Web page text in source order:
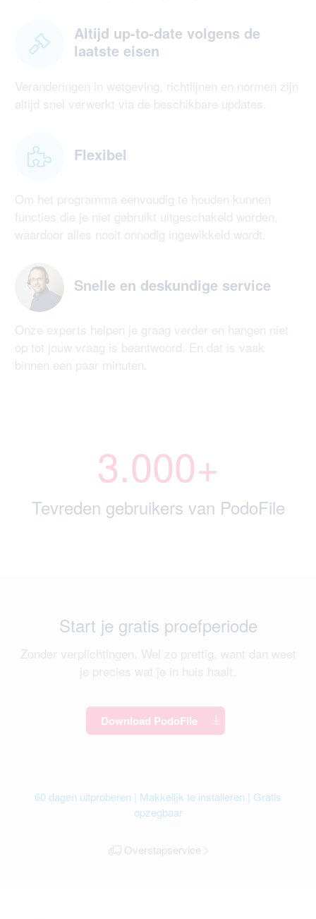
Altijd up-to-date volgens de
laatste eisen
Veranderingen in wetgeving, richtlijnen en normen zijn
altijd snel verwerkt via de beschikbare updates.
Flexibel
Om het programma eenvoudig te houden kunnen
functies die je niet gebruikt uitgeschakeld worden,
waardoor alles nooit onnodig ingewikkeld wordt.
Snelle en deskundige service
Onze experts helpen je graag verder en hangen niet
op tot jouw vraag is beantwoord. En dat is vaak
binnen een paar minuten.
3.000+
Tevreden gebruikers van PodoFile
Start je gratis proefperiode
Download PodoFile
60 dagen uitproberen | Makkelijk te installeren | Gratis
opzegbaar
Overstapservice